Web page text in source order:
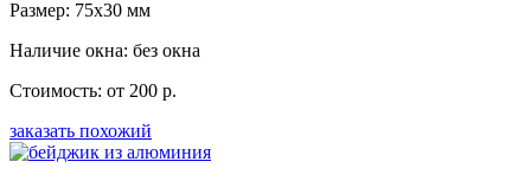
Размер: 75x30 мм
Наличие окна: без окна
Стоимость: от 200 р.
заказать похожий